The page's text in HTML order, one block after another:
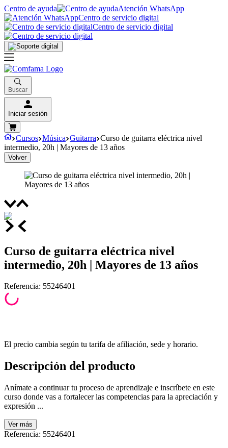
Centro de ayuda
Atención WhatsApp
Centro de servicio digital
Centro de servicio digital
Buscar
Iniciar sesión
Cursos Música Guitarra Curso de guitarra eléctrica nivel
intermedio, 20h | Mayores de 13 años
Volver
Curso de guitarra eléctrica nivel
intermedio, 20h | Mayores de 13 años
Referencia: 55246401
El precio cambia según tu tarifa de afiliación, sede y horario.
Descripción del producto
Anímate a continuar tu proceso de aprendizaje e inscríbete en este
curso donde vas a fortalecer las competencias para la apreciación y
expresión ...
Ver más
Referencia: 55246401